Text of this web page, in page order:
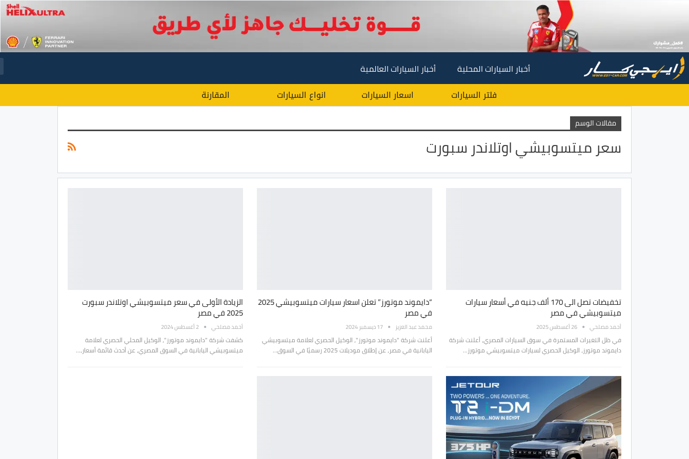
أخبار السيارات المحلية أخبار السيارات العالمية
فلتر السيارات اسعار السيارات انواع السيارات المقارنة
مقالات الوسم
سعر ميتسوبيشي اوتلاندر سبورت
تخفيضات تصل الى 170 ألف جنيه في أسعار سيارات
ميتسوبيشي في مصر
أحمد مصلحي 26 أغسطس 2025
في ظل التغيرات المستمرة في سوق السيارات المصري، أعلنت شركة
دايموند موتورز، الوكيل الحصري لسيارات ميتسوبيشي موتورز…
“دايموند موتورز” تعلن اسعار سيارات ميتسوبيشي 2025
في مصر
محمد عبد العزيز 17 ديسمبر 2024
أعلنت شركة "دايموند موتورز"، الوكيل الحصري لعلامة ميتسوبيشي
اليابانية في مصر، عن إطلاق موديلات 2025 رسميًا في السوق…
الزيادة الأولى في سعر ميتسوبيشي اوتلاندر سبورت
2025 في مصر
أحمد مصلحي 2 أغسطس 2024
كشفت شركة "دايموند موتورز"، الوكيل المحلي الحصري لعلامة
ميتسوبيشي اليابانية في السوق المصري، عن أحدث قائمة أسعار،…